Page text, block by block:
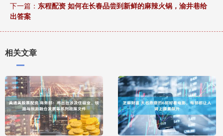
下一篇： 东程配资 如何在长春品尝到新鲜的麻辣火锅，渝井巷给
出答案
相关文章